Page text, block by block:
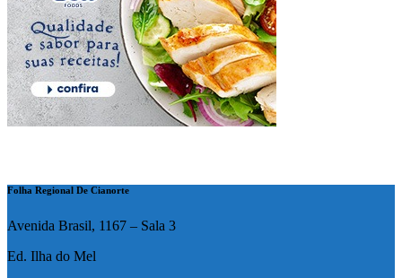
Folha Regional De Cianorte
Avenida Brasil, 1167 – Sala 3
Ed. Ilha do Mel